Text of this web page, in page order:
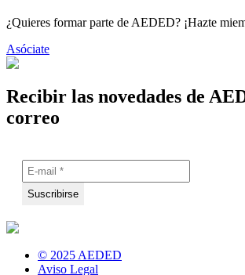
¿Quieres formar parte de AEDED? ¡Hazte
Asóciate
Recibir las novedades de
correo
© 2025 AEDED
Aviso Legal